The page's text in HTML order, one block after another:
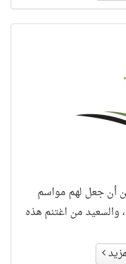
أن جعل لهم مواسم
والسعيد من اغتنم هذه